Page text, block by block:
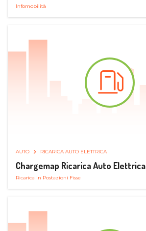
Infomobilità
AUTO RICARICA AUTO ELETTRICA
Chargemap Ricarica Auto Elettrica
Ricarica in Postazioni Fisse